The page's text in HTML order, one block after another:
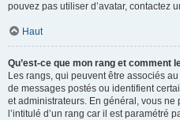
pouvez pas utiliser d’avatar, contactez
Haut
Qu’est-ce que mon rang et comment
Les rangs, qui peuvent être associés
de messages postés ou identifient
et administrateurs. En général, vous
l’intitulé d’un rang car il est paramétré